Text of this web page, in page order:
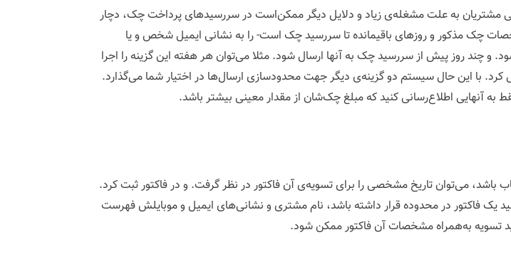
مشتریان به علت مشغله‌ی زیاد و دلایل دیگر ممکن‌است در سررسیدهای پرداخت چک، دچار
چک مذکور و روزهای باقیمانده تا سررسید چک است- را به نشانی ایمیل شخص و یا
چند روز پیش از سررسید چک به آنها ارسال شود. مثلا می‌توان هر هفته این گزینه را اجرا
با این حال سیستم دو گزینه‌ی دیگر جهت محدودسازی ارسال‌ها در اختیار شما می‌گذارد.
آنهایی اطلاع‌‌رسانی کنید که مبلغ چک‌شان از مقدار معینی بیشتر باشد.
باشد، می‌توان تاریخ مشخصی را برای تسویه‌ی آن فاکتور در نظر گرفت. و در فاکتور ثبت کرد.
یک فاکتور در محدوده‌ قرار داشته باشد، نام مشتری و نشانی‌های ایمیل و موبایلش فهرست
تسویه به‌همراه مشخصات آن فاکتور ممکن شود.